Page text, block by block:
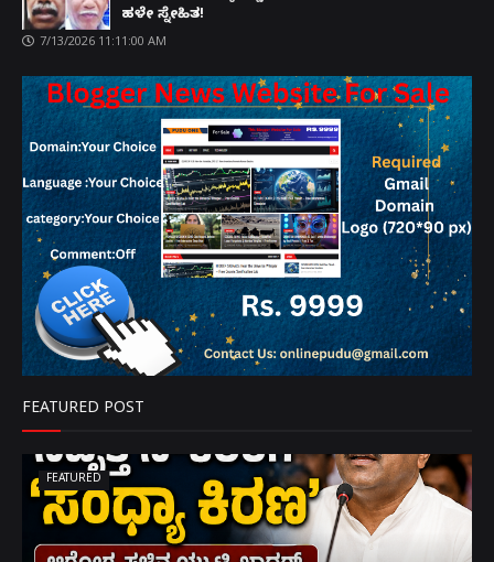
ಹಳೇ ಸ್ನೇಹಿತ!
7/13/2026 11:11:00 AM
FEATURED POST
FEATURED